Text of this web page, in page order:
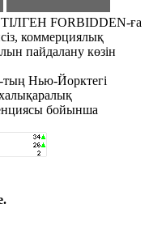
FORBIDDEN-ға
коммерциялық
пайдалану көзін
Нью-Йорктегі
бойынша